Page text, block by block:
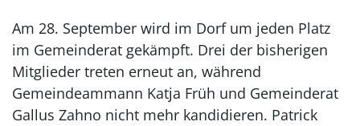
Am 28. September wird im Dorf um jeden Platz
im Gemeinderat gekämpft. Drei der bisherigen
Mitglieder treten erneut an, während
Gemeindeammann Katja Früh und Gemeinderat
Gallus Zahno nicht mehr kandidieren. Patrick